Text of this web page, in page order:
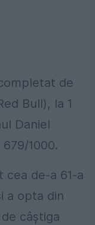
de
Bull), la 1
Daniel
1000.
cea de-a 61-a
a opta din
câștiga